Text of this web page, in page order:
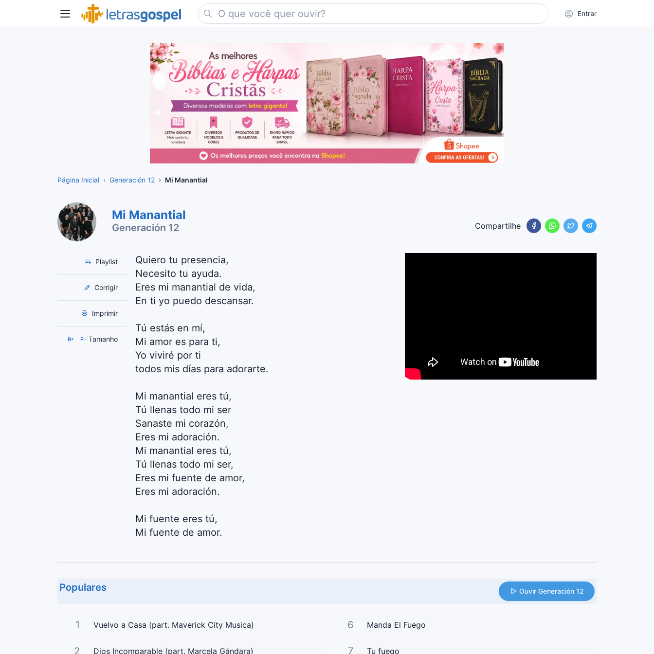
Entrar
Página Inicial Generación 12 Mi Manantial
Mi Manantial
Generación 12 Compartilhe
Playlist
Corrigir
Imprimir
Tamanho
Quiero tu presencia,
Necesito tu ayuda.
Eres mi manantial de vida,
En ti yo puedo descansar.
Tú estás en mí,
Mi amor es para ti,
Yo viviré por ti
todos mis días para adorarte.
Mi manantial eres tú,
Tú llenas todo mi ser
Sanaste mi corazón,
Eres mi adoración.
Mi manantial eres tú,
Tú llenas todo mi ser,
Eres mi fuente de amor,
Eres mi adoración.
Mi fuente eres tú,
Mi fuente de amor.
Populares Ouvir Generación 12
1 Vuelvo a Casa (part. Maverick City Musica)
2 Dios Incomparable (part. Marcela Gándara)
6 Manda El Fuego
7 Tu fuego